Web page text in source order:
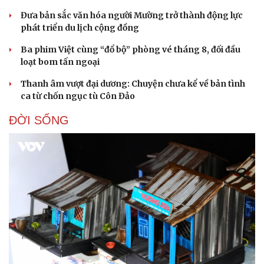
Đưa bản sắc văn hóa người Mường trở thành động lực
phát triển du lịch cộng đồng
Ba phim Việt cùng “đổ bộ” phòng vé tháng 8, đối đầu
loạt bom tấn ngoại
Thanh âm vượt đại dương: Chuyện chưa kể về bản tình
ca từ chốn ngục tù Côn Đảo
ĐỜI SỐNG